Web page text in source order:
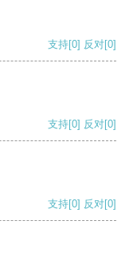
支持[0] 反对[0]
支持[0] 反对[0]
支持[0] 反对[0]